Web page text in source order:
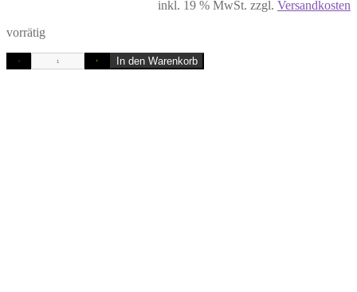
inkl. 19 % MwSt. zzgl. Versandkosten
vorrätig
- + In den Warenkorb